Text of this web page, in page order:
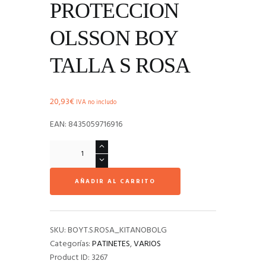
PROTECCION
OLSSON BOY
TALLA S ROSA
20,93€ IVA no includo
EAN: 8435059716916
PROTECCION
OLSSON
S
ROSA
cantidad
AÑADIR AL CARRITO
SKU:BOYT.S.ROSA_KITANOBOLG
Categorías:PATINETES,VARIOS
Product ID: 3267